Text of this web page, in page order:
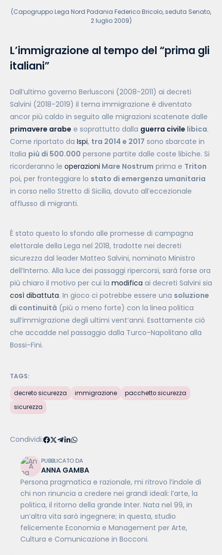
(Capogruppo Lega Nord Padania Federico Bricolo, seduta Senato,
2 luglio 2009)
L’immigrazione al tempo del “prima gli
italiani”
Dall’ultimo governo Berlusconi (2008-2011) ai decreti
Salvini (2018-2019) il tema immigrazione è diventato
ancor più caldo in seguito alle migrazioni scatenate dalle
primavere arabe e soprattutto dalla guerra civile libica.
Come riportato da Ispi, tra 2014 e 2017 sono sbarcate in
Italia più di 500.000 persone partite dalle coste libiche. Si
ricorderanno le operazioni Mare Nostrum prima e Triton
poi, per fronteggiare lo stato di emergenza umanitaria
in corso nello Stretto di Sicilia, dovuto all’eccezionale
afflusso di migranti.
È stato questo lo sfondo alle promesse di campagna
elettorale della Lega nel 2018, tradotte nei decreti
sicurezza dal leader Matteo Salvini, nominato Ministro
dell’Interno. Alla luce dei passaggi ripercorsi, sarà forse ora
più chiaro il motivo per cui la modifica ai decreti Salvini sia
così dibattuta. In gioco ci potrebbe essere una soluzione
di continuità (più o meno forte) con la linea politica
sull’immigrazione degli ultimi vent’anni. Esattamente ciò
che accadde nel passaggio dalla Turco-Napolitano alla
Bossi-Fini.
TAGS:
decreto sicurezza immigrazione
pacchetto sicurezza
sicurezza
Condividi:
PUBBLICATO DA
ANNA GAMBA
Persona pragmatica e razionale, mi ritrovo l’indole di
chi non rinuncia a credere nei grandi ideali: l’arte, la
politica, il ritorno della grande Inter. Nata nel 99, in
un’altra vita sarò ingegnere; in questa, studio
felicemente Economia e Management per Arte,
Cultura e Comunicazione in Bocconi.